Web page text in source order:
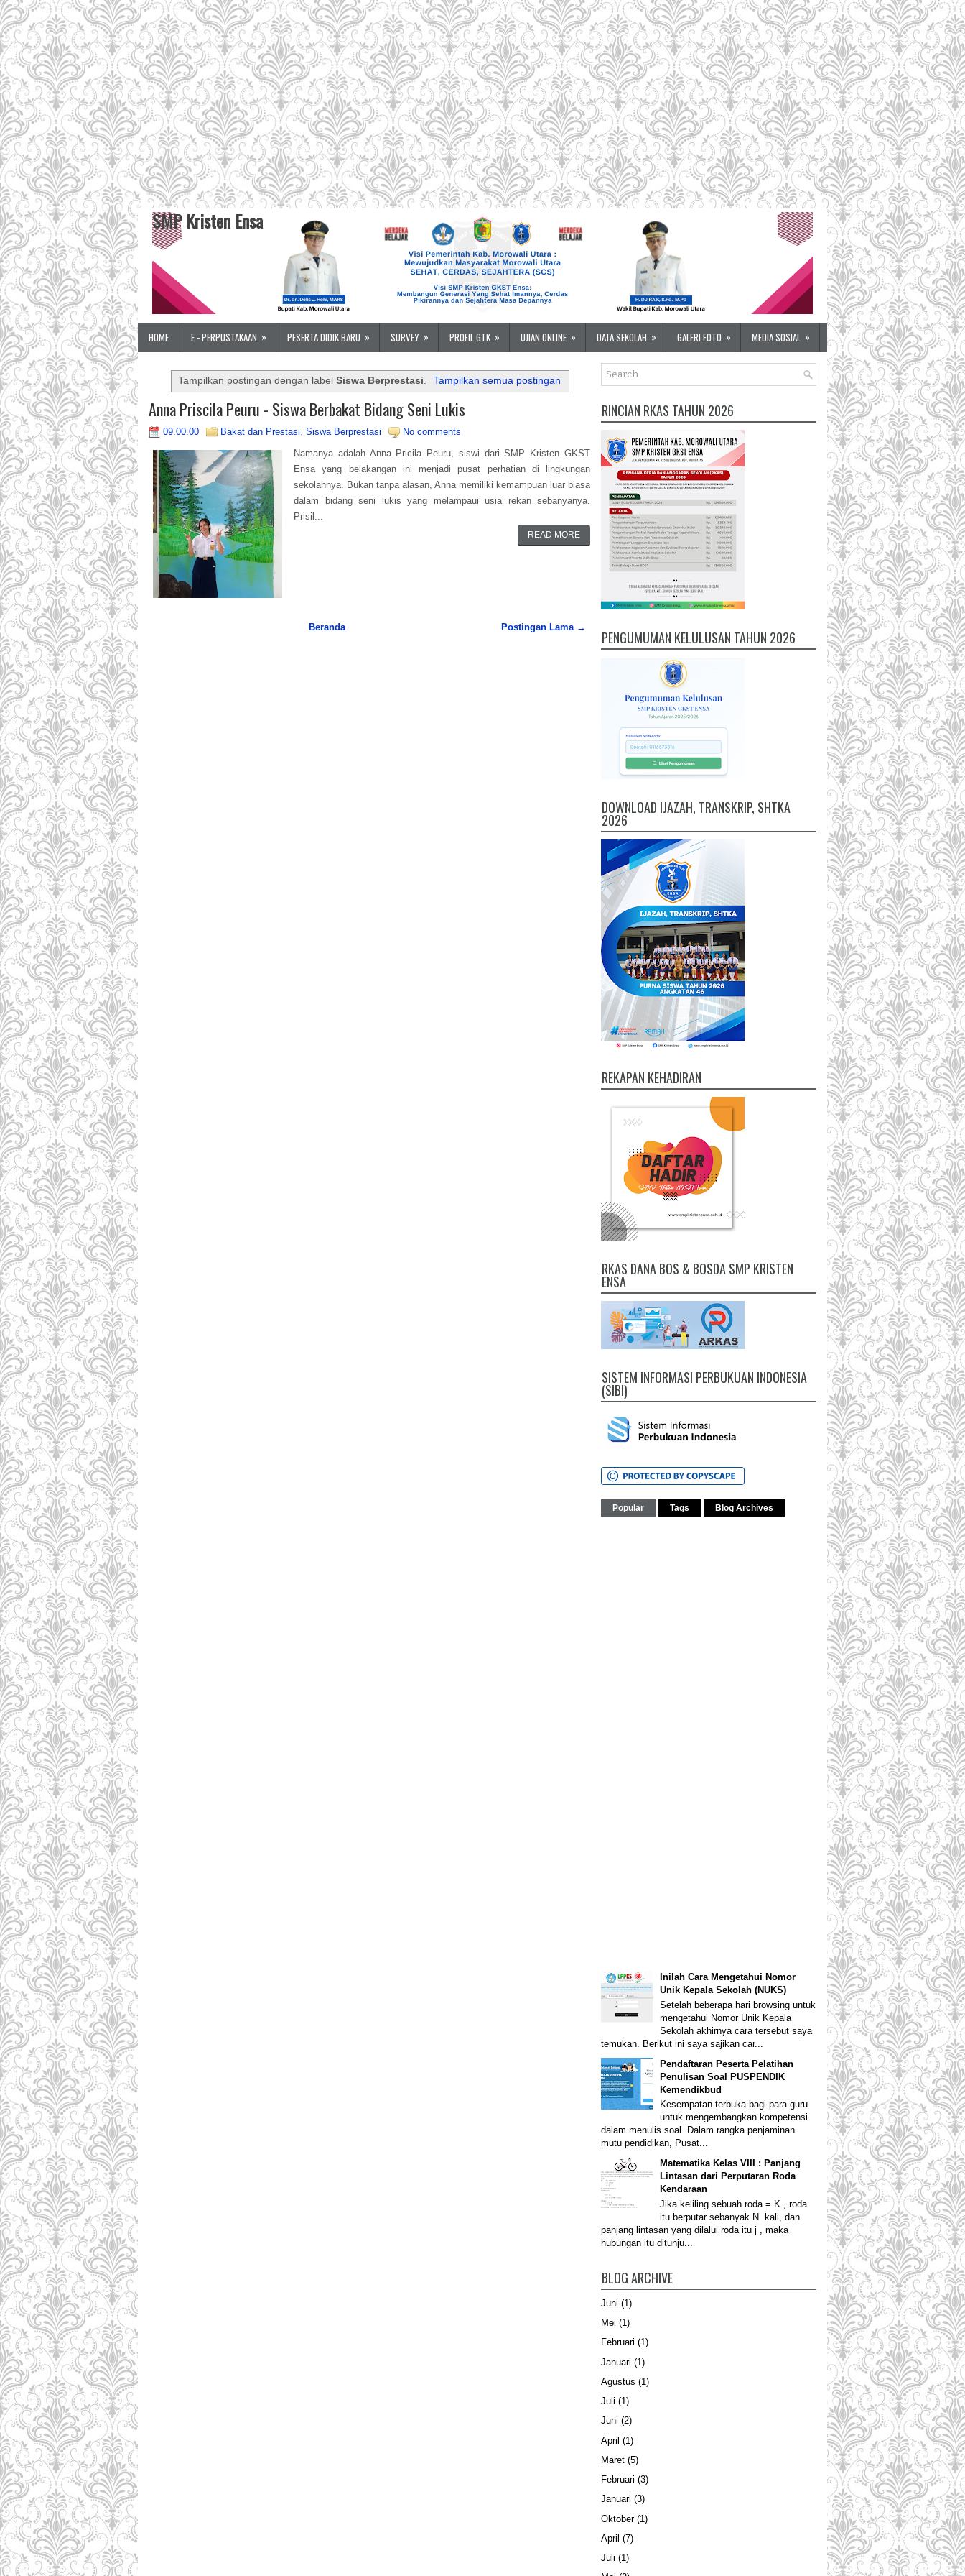
SMP Kristen Ensa
HOME E - PERPUSTAKAAN » PESERTA DIDIK BARU » SURVEY » PROFIL GTK » UJIAN ONLINE » DATA SEKOLAH » GALERI FOTO » MEDIA SOSIAL »
Tampilkan postingan dengan labelSiswa Berprestasi. Tampilkan semua postingan
Anna Priscila Peuru - Siswa Berbakat Bidang Seni Lukis
09.00.00 Bakat dan Prestasi Siswa Berprestasi
No comments
Namanya adalah Anna Pricila Peuru, siswi dari SMP Kristen GKST
Ensa yang belakangan ini menjadi pusat perhatian di lingkungan
sekolahnya. Bukan tanpa alasan, Anna memiliki kemampuan luar biasa
dalam bidang seni lukis yang melampaui usia rekan sebanyanya.
Prisil...
READ MORE
Postingan Lama →
Beranda
RINCIAN RKAS TAHUN 2026
PENGUMUMAN KELULUSAN TAHUN 2026
DOWNLOAD IJAZAH, TRANSKRIP, SHTKA
2026
REKAPAN KEHADIRAN
RKAS DANA BOS & BOSDA SMP KRISTEN
ENSA
SISTEM INFORMASI PERBUKUAN INDONESIA
(SIBI)
Popular Tags Blog Archives
Inilah Cara Mengetahui Nomor
Unik Kepala Sekolah (NUKS)
Setelah beberapa hari browsing untuk
mengetahui Nomor Unik Kepala
Sekolah akhirnya cara tersebut saya
temukan. Berikut ini saya sajikan car...
Pendaftaran Peserta Pelatihan
Penulisan Soal PUSPENDIK
Kemendikbud
Kesempatan terbuka bagi para guru
untuk mengembangkan kompetensi
dalam menulis soal. Dalam rangka penjaminan
mutu pendidikan, Pusat...
Matematika Kelas VIII : Panjang
Lintasan dari Perputaran Roda
Kendaraan
Jika keliling sebuah roda = K , roda
itu berputar sebanyak N kali, dan
panjang lintasan yang dilalui roda itu j , maka
hubungan itu ditunju...
BLOG ARCHIVE
Juni (1)
Mei (1)
Februari (1)
Januari (1)
Agustus (1)
Juli (1)
Juni (2)
April (1)
Maret (5)
Februari (3)
Januari (3)
Oktober(1)
April (7)
Juli (1)